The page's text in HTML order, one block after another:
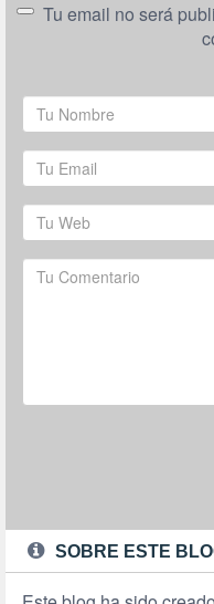
Tu email no será
SOBRE ESTE